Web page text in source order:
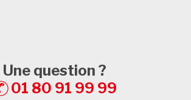
Une question ?
01 80 91 99 99